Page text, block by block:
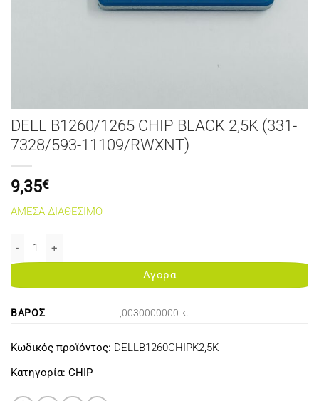
DELL B1260/1265 CHIP BLACK 2,5K (331-
7328/593-11109/RWXNT)
9,35€
ΑΜΕΣΑ ΔΙΑΘΕΣΙΜΟ
DELL B1260/1265 CHIP BLACK 2,5K (331-7328/593-11109/RWXNT)
Αγορα
ΒΆΡΟΣ ,0030000000 κ.
Κωδικός προϊόντος: DELLB1260CHIPK2,5K
Κατηγορία: CHIP